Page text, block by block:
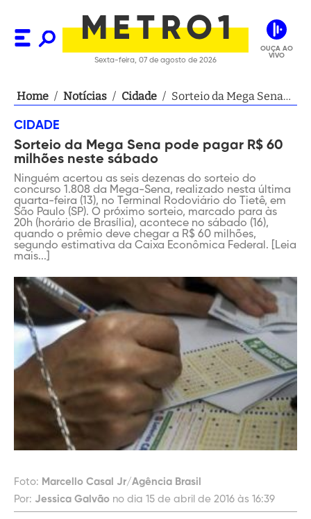
Sexta-feira, 07 de agosto de 2026
OUÇA AO
VIVO
Home / Notícias / Cidade / Sorteio da Mega Sena
CIDADE
Sorteio da Mega Sena pode pagar R$ 60
milhões neste sábado
Ninguém acertou as seis dezenas do sorteio do
concurso 1.808 da Mega-Sena, realizado nesta última
quarta-feira (13), no Terminal Rodoviário do Tietê, em
São Paulo (SP). O próximo sorteio, marcado para às
20h (horário de Brasília), acontece no sábado (16),
quando o prêmio deve chegar a R$ 60 milhões,
segundo estimativa da Caixa Econômica Federal. [Leia
mais...]
Foto: Marcello Casal Jr/Agência Brasil
Por: Jessica Galvão no dia 15 de abril de 2016 às 16:39